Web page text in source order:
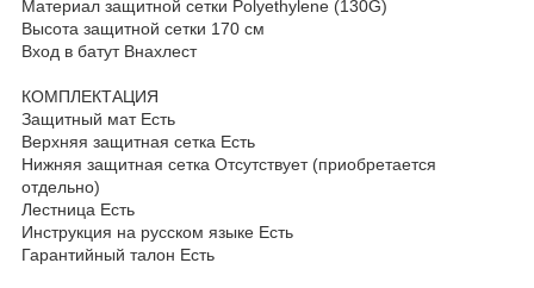
Материал защитной сетки Polyethylene (130G)
Высота защитной сетки 170 см
Вход в батут Внахлест
КОМПЛЕКТАЦИЯ
Защитный мат Есть
Верхняя защитная сетка Есть
Нижняя защитная сетка Отсутствует (приобретается
отдельно)
Лестница Есть
Инструкция на русском языке Есть
Гарантийный талон Есть